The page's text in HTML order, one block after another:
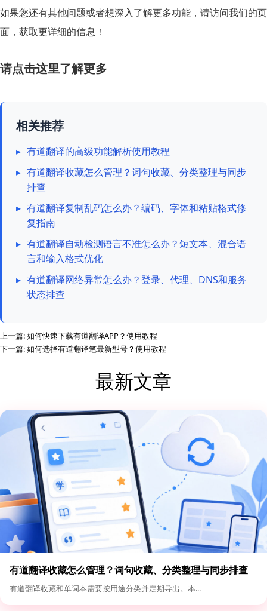
如果您还有其他问题或者想深入了解更多功能，请访问我们的页
面，获取更详细的信息！
请点击这里了解更多
相关推荐
▸ 有道翻译的高级功能解析使用教程
▸ 有道翻译收藏怎么管理？词句收藏、分类整理与同步
排查
▸ 有道翻译复制乱码怎么办？编码、字体和粘贴格式修
复指南
▸ 有道翻译自动检测语言不准怎么办？短文本、混合语
言和输入格式优化
▸ 有道翻译网络异常怎么办？登录、代理、DNS和服务
状态排查
上一篇:如何快速下载有道翻译APP？使用教程
下一篇:如何选择有道翻译笔最新型号？使用教程
最新文章
有道翻译收藏怎么管理？词句收藏、分类整理与同步排查
有道翻译收藏和单词本需要按用途分类并定期导出。本...